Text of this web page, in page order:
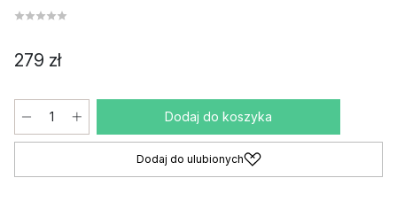
279 zł
Dodaj do koszyka
Dodaj do ulubionych